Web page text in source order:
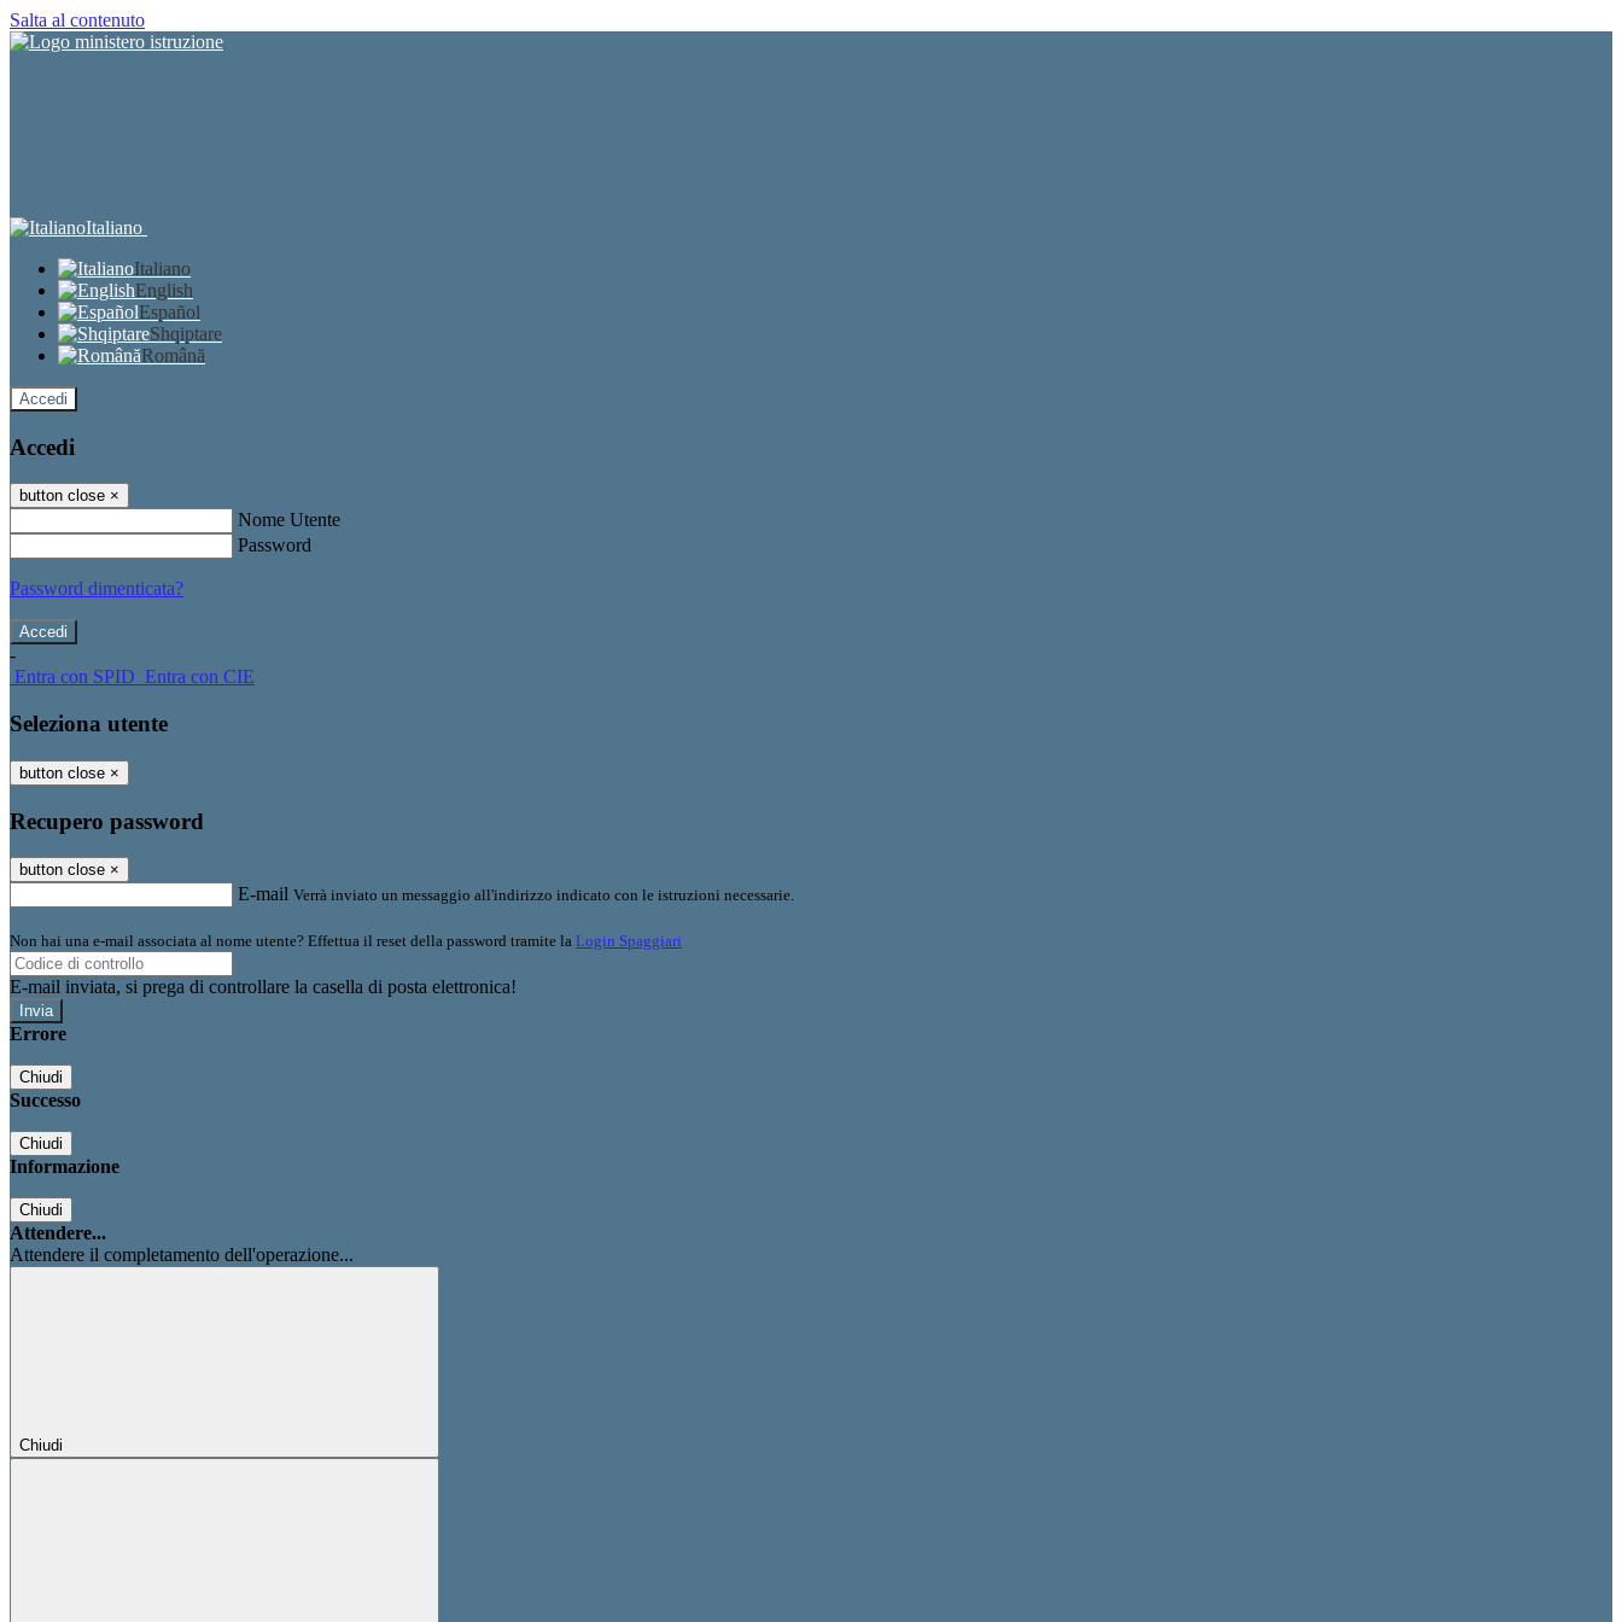
Salta al contenuto
Italiano
Italiano
English
Español
Shqiptare
Română
Accedi
Accedi
button close ×
Nome Utente
Password
Password dimenticata?
-
Entra con SPID Entra con CIE
Seleziona utente
button close ×
Recupero password
button close ×
E-mail Verrà inviato un messaggio all'indirizzo indicato con le istruzioni necessarie.
Non hai una e-mail associata al nome utente? Effettua il reset della password tramite la Login Spaggiari
E-mail inviata, si prega di controllare la casella di posta elettronica!
Errore
Chiudi
Successo
Chiudi
Informazione
Chiudi
Attendere...
Attendere il completamento dell'operazione...
Chiudi